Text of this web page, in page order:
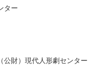
ター
公財）現代人形劇センター